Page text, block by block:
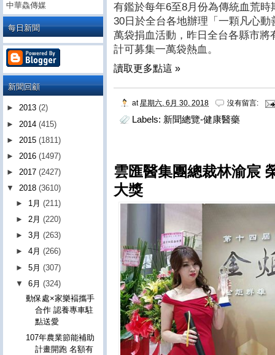
有鑑於每年6至8月份為傳統血荒
30日於全台各地辦理「一顆凡心
萬袋捐血活動，昨日全台各縣市
計可募集一萬袋熱血。
讀取更多點這 »
at星期六, 6月 30, 2018 沒有留言:
Labels: 新聞總覽-健康醫藥
雲匯醫集團總裁林渝宸
大獎
中華鱻傳媒
每日新聞
新聞回顧
► 2013 (2)
► 2014 (415)
► 2015 (1811)
► 2016 (1497)
► 2017 (2427)
▼ 2018 (3610)
► 1月(211)
► 2月(220)
►3月(263)
►4月(266)
►5月(307)
▼6月(324)
動保處×家樂褔攜手
合作 認養專車駐
點送愛
107年農業節能補助
計畫開跑 名額有